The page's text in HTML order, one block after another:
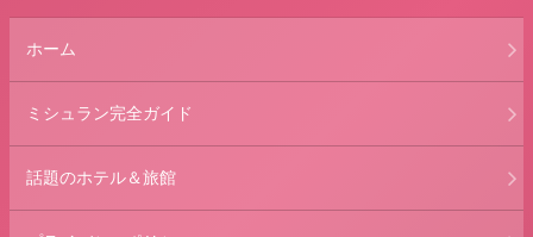
ホーム
ミシュラン完全ガイド
話題のホテル＆旅館